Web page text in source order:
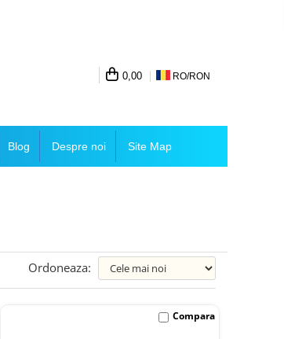
0,00 RO/RON
Blog Despre noi Site Map
Ordoneaza:
Compara